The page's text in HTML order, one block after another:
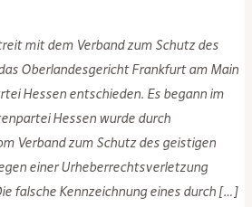
mit dem Verband zum Schutz des
Oberlandesgericht Frankfurt am Main
Hessen entschieden. Es begann im
Hessen wurde durch
Verband zum Schutz des geistigen
einer Urheberrechtsverletzung
falsche Kennzeichnung eines durch […]